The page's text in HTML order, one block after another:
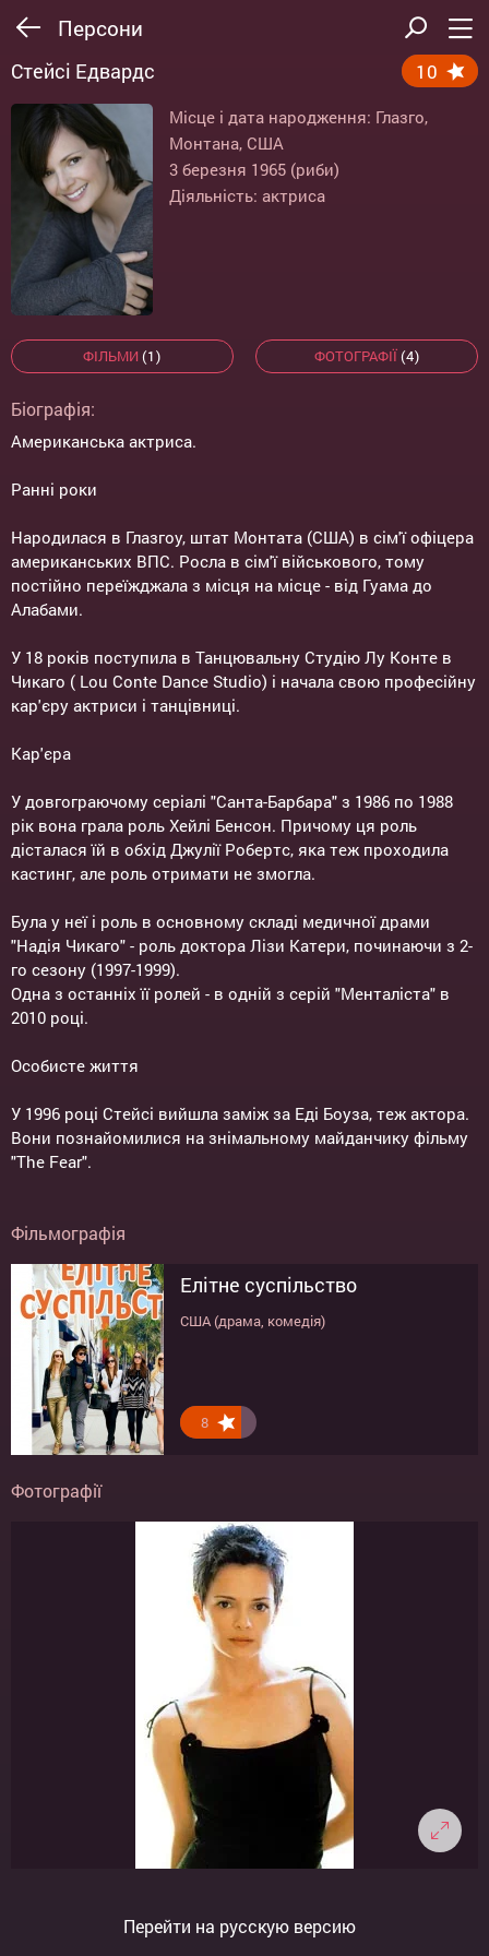
Персони
Стейсі Едвардс 10
Місце і дата народження: Глазго,
Монтана, США
3 березня 1965 (риби)
Діяльність: актриса
ФІЛЬМИ (1) ФОТОГРАФІЇ(4)
Біографія:
Американська актриса.
Ранні роки
Народилася в Глазгоу, штат Монтата (США) в сім'ї офіцера
американських ВПС. Росла в сім'ї військового, тому
постійно переїжджала з місця на місце - від Гуама до
Алабами.
У 18 років поступила в Танцювальну Студію Лу Конте в
Чикаго ( Lou Conte Dance Studio) і начала свою професійну
кар'єру актриси і танцівниці.
Кар'єра
У довгограючому серіалі "Санта-Барбара" з 1986 по 1988
рік вона грала роль Хейлі Бенсон. Причому ця роль
дісталася їй в обхід Джулії Робертс, яка теж проходила
кастинг, але роль отримати не змогла.
Була у неї і роль в основному складі медичної драми
"Надія Чикаго" - роль доктора Лізи Катери, починаючи з 2-
го сезону (1997-1999).
Одна з останніх її ролей - в одній з серій "Менталіста" в
2010 році.
Особисте життя
У 1996 році Стейсі вийшла заміж за Еді Боуза, теж актора.
Вони познайомилися на знімальному майданчику фільму
"The Fear".
Фільмографія
Елітне суспільство
США (драма, комедія)
8
Фотографії
Перейти на русскую версию